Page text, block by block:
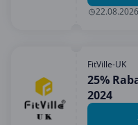
22.08.2026
FitVille-UK
25%
2024